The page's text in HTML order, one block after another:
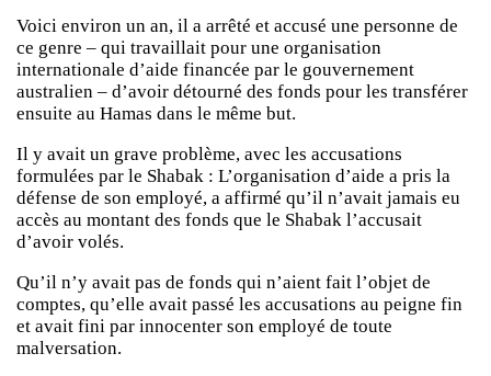
Voici environ un an, il a arrêté et accusé une personne de
ce genre – qui travaillait pour une organisation
internationale d’aide financée par le gouvernement
australien – d’avoir détourné des fonds pour les transférer
ensuite au Hamas dans le même but.
Il y avait un grave problème, avec les accusations
formulées par le Shabak : L’organisation d’aide a pris la
défense de son employé, a affirmé qu’il n’avait jamais eu
accès au montant des fonds que le Shabak l’accusait
d’avoir volés.
Qu’il n’y avait pas de fonds qui n’aient fait l’objet de
comptes, qu’elle avait passé les accusations au peigne fin
et avait fini par innocenter son employé de toute
malversation.